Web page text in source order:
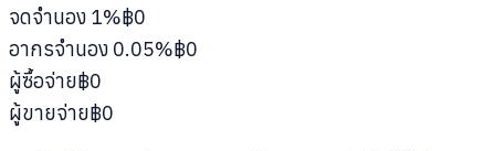
จดจำนอง 1%฿0
อากรจำนอง 0.05%฿0
ผู้ซื้อจ่าย฿0
ผู้ขายจ่าย฿0